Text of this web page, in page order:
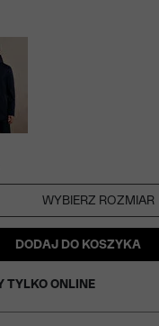
WYBIERZ ROZMIAR
DODAJ DO KOSZYKA
TYLKO ONLINE